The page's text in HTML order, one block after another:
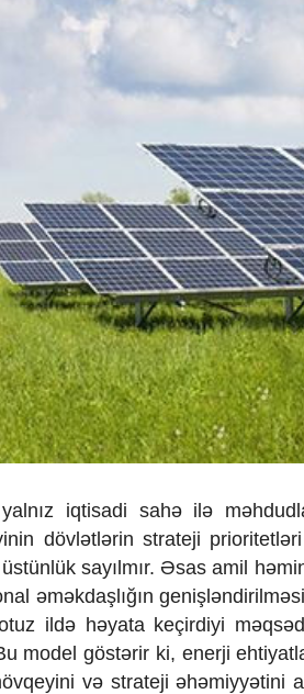
iqtisadi sahə ilə
dövlətlərin strateji prioritetləri
sayılmır. Əsas amil
əməkdaşlığın
ildə həyata keçirdiyi
model göstərir ki, enerji
və strateji əhəmiyyətini